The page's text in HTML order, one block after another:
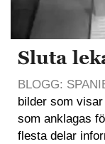
Sluta
BLOGG:
bilder som
som anklagas
flesta delar